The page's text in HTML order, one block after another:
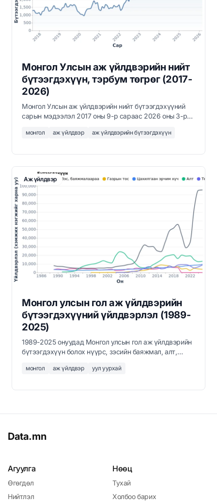
Монгол Улсын аж үйлдвэрийн нийт
бүтээгдэхүүн, тэрбум төгрөг (2017-
2026)
Монгол Улсын аж үйлдвэрийн нийт бүтээгдэхүүний
сарын мэдээлэл 2017 оны 9-р сараас 2026 оны 3-р
Статистикийн Хорооны мэдээллийн дагуу.
монгол аж үйлдвэр аж үйлдвэрийн бүтээгдэхүүн
Аж үйлдвэр
Монгол улсын гол аж үйлдвэрийн
бүтээгдэхүүний үйлдвэрлэл (1989-
2025)
1989-2025 онуудад Монгол улсын гол аж үйлдвэрийн
бүтээгдэхүүн болох нүүрс, зэсийн баяжмал, алт,
молибдений баяжмалын үйлдвэрлэлийн жилийн
тонн хүрч дээд цэгтээ хүрсэн бол зэсийн баяжмал
монгол аж үйлдвэр уул уурхай
Data.mn
Агуулга
Өгөгдөл
Нийтлэл
Нөөц
Тухай
Холбоо барих